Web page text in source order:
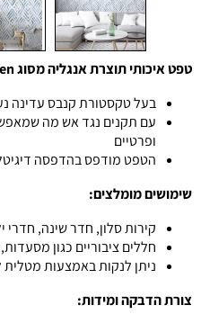
טפט איכותי תוצרת אנגליה מסוג Non-woven
בעל טקסטורת קנבס עדינה
עם תקנים נגד אש מה
ופרטיים
הטפט מודפס בהדפסה
שימושים מומלצים:
קירות סלון, חדר שינה, חדרי
חללים ציבוריים כגון
ניתן לנקות באמצעות
צורת הדבקה ומידות: